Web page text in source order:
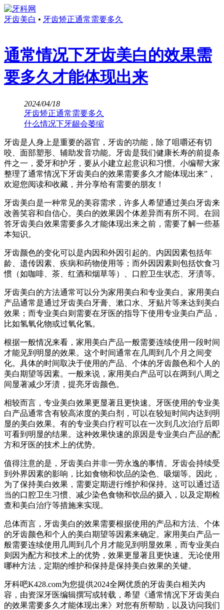
牙齿美白 • 牙齿矫正通常需要多久
通常情况下牙齿美白的效果需
要多久才能体现出来
2024/04/18
牙齿矫正通常需要多久
什么情况下牙龈会萎缩
牙齿是人身上是重要的器官，牙齿的功能，除了咀嚼还有切
咬、面部塑形、辅助发音功能。牙齿是我们健康长寿的前提条
件之一，爱牙和护牙，要从小建立起意识和习惯。小编帮大家
整理了通常情况下牙齿美白的效果需要多久才能体现出来”，
欢迎您阅读和收藏，并分享给有需要的朋友！
牙齿美白是一种常见的美容需求，许多人希望通过美白牙齿来
改善笑容和自信心。美白的效果因个体差异而有所不同。在回
答牙齿美白效果需要多久才能体现出来之前，需要了解一些基
本知识。
牙齿颜色的变化可以是内因和外因引起的。内因因素包括年
龄、遗传因素、疾病和药物使用等；而外因因素则包括饮食习
惯（如咖啡、茶、红酒和烟草等）、口腔卫生状态、牙渍等。
牙齿美白的方法通常可以分为家用美白和专业美白。家用美白
产品通常是通过牙齿美白牙膏、漱口水、牙贴片等来达到美白
效果；而专业美白则需要在牙医的指导下使用专业美白产品，
比如氢氧化物或过氧化氢。
根据一般情况来看，家用美白产品一般需要连续使用一段时间
才能见到明显的效果。这个时间通常在几周到几个月之间变
化。具体的时间取决于使用的产品、个体的牙齿颜色和个人的
美白期望等因素。一般来说，家用美白产品可以在两到八周之
间显著减少牙渍，提亮牙齿颜色。
相较而言，专业美白效果更显著且更快速。牙医使用的专业美
白产品通常含有较高浓度的美白剂，可以在较短时间内达到明
显的美白效果。有的专业美白疗程可以在一次到几次治疗后即
可看到明显的结果。这种效果快速的原因是专业美白产品的配
方和牙医的技术上的优势。
值得注意的是，牙齿美白并非一劳永逸的事情。牙齿会持续受
到外界因素的影响，比如食物和饮品的染色、吸烟等。因此，
为了保持美白效果，需要定期进行维护和保持。这可以通过适
当的口腔卫生习惯、减少染色食物和饮品的摄入，以及定期检
查和美白治疗等措施来实现。
总体而言，牙齿美白的效果需要根据使用的产品和方法、个体
的牙齿颜色和个人的美白期望等因素来确定。家用美白产品一
般需要连续使用几周到几个月才能见到明显效果，而专业美白
则因为配方和技术上的优势，效果更显著且更快速。无论使用
哪种方法，定期的维护和保持是保持美白效果的关键。
牙科吧K428.com为您提供2024全网优质的牙齿美白相关内
容，由资深牙医编辑撰写或转载，希望《通常情况下牙齿美白
的效果需要多久才能体现出来》对您有所帮助，以及访问我们